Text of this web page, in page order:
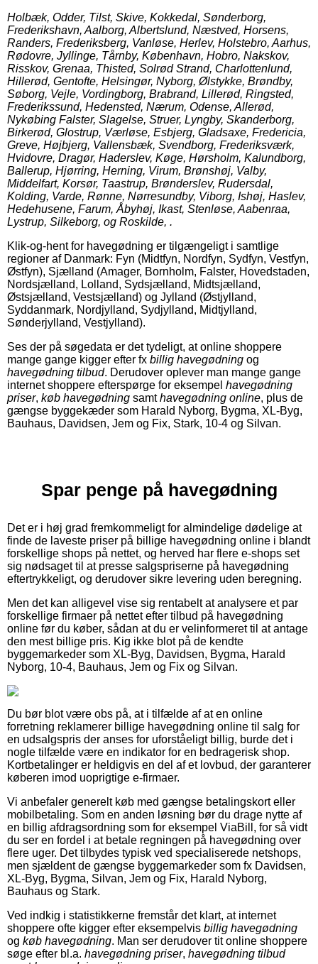
Holbæk, Odder, Tilst, Skive, Kokkedal, Sønderborg,
Frederikshavn, Aalborg, Albertslund, Næstved, Horsens,
Randers, Frederiksberg, Vanløse, Herlev, Holstebro, Aarhus,
Rødovre, Jyllinge, Tårnby, København, Hobro, Nakskov,
Risskov, Grenaa, Thisted, Solrød Strand, Charlottenlund,
Hillerød, Gentofte, Helsingør, Nyborg, Ølstykke, Brøndby,
Søborg, Vejle, Vordingborg, Brabrand, Lillerød, Ringsted,
Frederikssund, Hedensted, Nærum, Odense, Allerød,
Nykøbing Falster, Slagelse, Struer, Lyngby, Skanderborg,
Birkerød, Glostrup, Værløse, Esbjerg, Gladsaxe, Fredericia,
Greve, Højbjerg, Vallensbæk, Svendborg, Frederiksværk,
Hvidovre, Dragør, Haderslev, Køge, Hørsholm, Kalundborg,
Ballerup, Hjørring, Herning, Virum, Brønshøj, Valby,
Middelfart, Korsør, Taastrup, Brønderslev, Rudersdal,
Kolding, Varde, Rønne, Nørresundby, Viborg, Ishøj, Haslev,
Hedehusene, Farum, Åbyhøj, Ikast, Stenløse, Aabenraa,
Lystrup, Silkeborg, og Roskilde, .
Klik-og-hent for havegødning er tilgængeligt i samtlige
regioner af Danmark: Fyn (Midtfyn, Nordfyn, Sydfyn, Vestfyn,
Østfyn), Sjælland (Amager, Bornholm, Falster, Hovedstaden,
Nordsjælland, Lolland, Sydsjælland, Midtsjælland,
Østsjælland, Vestsjælland) og Jylland (Østjylland,
Syddanmark, Nordjylland, Sydjylland, Midtjylland,
Sønderjylland, Vestjylland).
Ses der på søgedata er det tydeligt, at online shoppere
mange gange kigger efter fx billig havegødning og
havegødning tilbud. Derudover oplever man mange gange
internet shoppere efterspørge for eksempel havegødning
priser, køb havegødning samthavegødning online, plus de
gængse byggekæder som Harald Nyborg, Bygma, XL-Byg,
Bauhaus, Davidsen, Jem og Fix, Stark, 10-4 og Silvan.
Spar penge på havegødning
Det er i høj grad fremkommeligt for almindelige dødelige at
finde de laveste priser på billige havegødning online i blandt
forskellige shops på nettet, og herved har flere e-shops set
sig nødsaget til at presse salgspriserne på havegødning
eftertrykkeligt, og derudover sikre levering uden beregning.
Men det kan alligevel vise sig rentabelt at analysere et par
forskellige firmaer på nettet efter tilbud på havegødning
online før du køber, sådan at du er velinformeret til at antage
den mest billige pris. Kig ikke blot på de kendte
byggemarkeder som XL-Byg, Davidsen, Bygma, Harald
Nyborg, 10-4, Bauhaus, Jem og Fix og Silvan.
Du bør blot være obs på, at i tilfælde af at en online
forretning reklamerer billige havegødning online til salg for
en udsalgspris der anses for uforståeligt billig, burde det i
nogle tilfælde være en indikator for en bedragerisk shop.
Kortbetalinger er heldigvis en del af et lovbud, der garanterer
køberen imod uoprigtige e-firmaer.
Vi anbefaler generelt køb med gængse betalingskort eller
mobilbetaling. Som en anden løsning bør du drage nytte af
en billig afdragsordning som for eksempel ViaBill, for så vidt
du ser en fordel i at betale regningen på havegødning over
flere uger. Det tilbydes typisk ved specialiserede netshops,
men sjældent de gængse byggemarkeder som fx Davidsen,
XL-Byg, Bygma, Silvan, Jem og Fix, Harald Nyborg,
Bauhaus og Stark.
Ved indkig i statistikkerne fremstår det klart, at internet
shoppere ofte kigger efter eksempelvis billig havegødning
og køb havegødning. Man ser derudover tit online shoppere
søge efter bl.a. havegødning priser, havegødning tilbud